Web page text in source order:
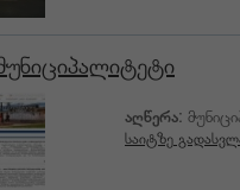
აღწერა:
საიტზე